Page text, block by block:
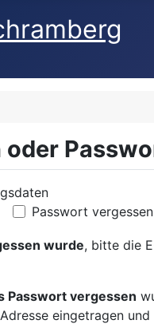
Passwort vergessen
wurde, bitte die
Passwort vergessen
eingetragen